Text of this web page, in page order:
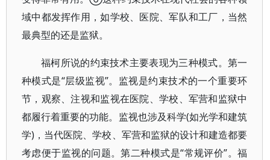
域中都发挥作用，如学校、医院、军队和工厂，当然
最典型的还是监狱。
福柯所说的约束技术主要表现为三种模式。第一
种模式是“层级监视”。监视是约束技术的一个重要环
节，观察、注视和监视在医院、学校、军营和监狱中
都履行着重要的功能。监视也涉及科学(如光学和建筑
学)，当代医院、学校、军营和监狱的设计和建造都要
考虑便于监视的问题。第二种模式是“常规评价”。福